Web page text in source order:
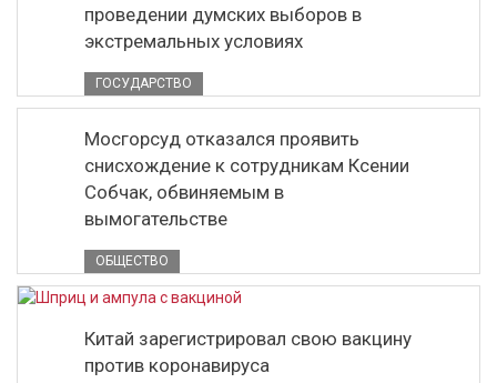
проведении думских выборов в
экстремальных условиях
ГОСУДАРСТВО
Мосгорсуд отказался проявить
снисхождение к сотрудникам Ксении
Собчак, обвиняемым в
вымогательстве
ОБЩЕСТВО
Китай зарегистрировал свою вакцину
против коронавируса